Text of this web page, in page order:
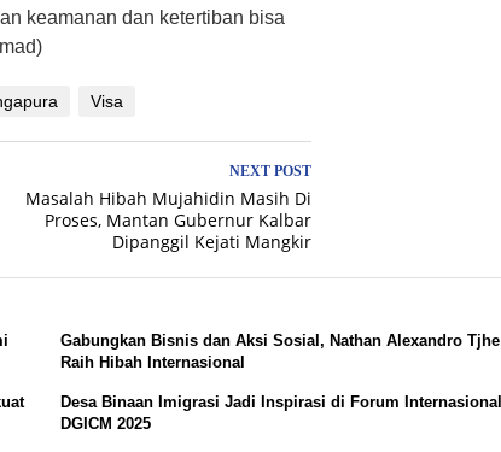
kеаmаnаn dan kеtеrtіbаn bіѕа
Visa
NEXT POST
Masalah Hibah Mujahidin Masih Di
Proses, Mantan Gubernur Kalbar
Dipanggil Kejati Mangkir
Gabungkan Bisnis dan Aksi Sosial, Nathan Alexandro Tjhe
Raih Hibah Internasional
Desa Binaan Imigrasi Jadi Inspirasi di Forum Internasional
DGICM 2025